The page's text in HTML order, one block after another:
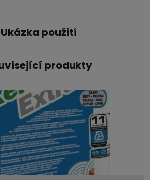
Ukázka použití
produkty